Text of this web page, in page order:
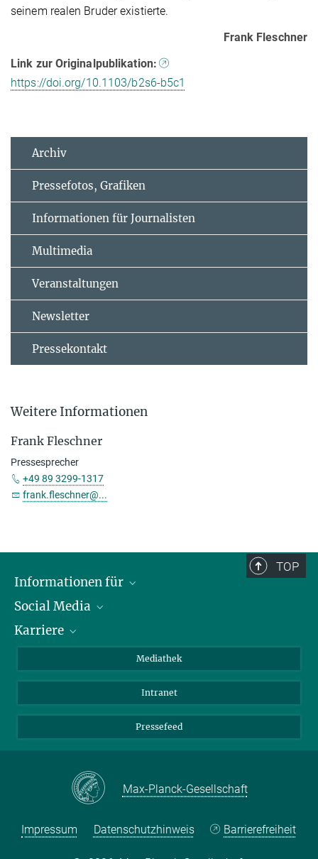
seinem realen Bruder existierte.
Frank Fleschner
Link zur Originalpublikation:
https://doi.org/10.1103/b2s6-b5c1
Archiv
Pressefotos, Grafiken
Informationen für Journalisten
Multimedia
Veranstaltungen
Newsletter
Pressekontakt
Weitere Informationen
Frank Fleschner
Pressesprecher
+49 89 3299-1317
frank.fleschner@...
TOP
Informationen für
Journalisten
Schule
Social Media
LinkedIn
YouTube
Karriere
Mediathek
Intranet
Pressefeed
Max-Planck-Gesellschaft
Impressum Datenschutzhinweis Barrierefreiheit